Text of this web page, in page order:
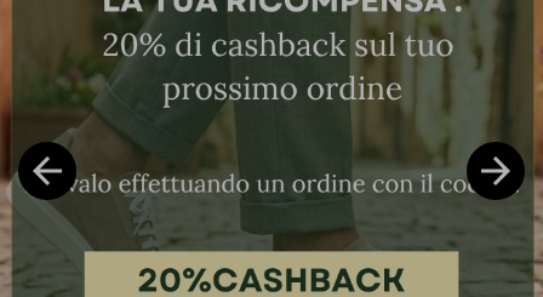
 